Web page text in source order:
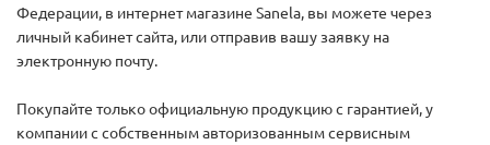
Федерации, в интернет магазине Sanela, вы можете через
личный кабинет сайта, или отправив вашу заявку на
электронную почту.
Покупайте только официальную продукцию с гарантией, у
компании с собственным авторизованным сервисным